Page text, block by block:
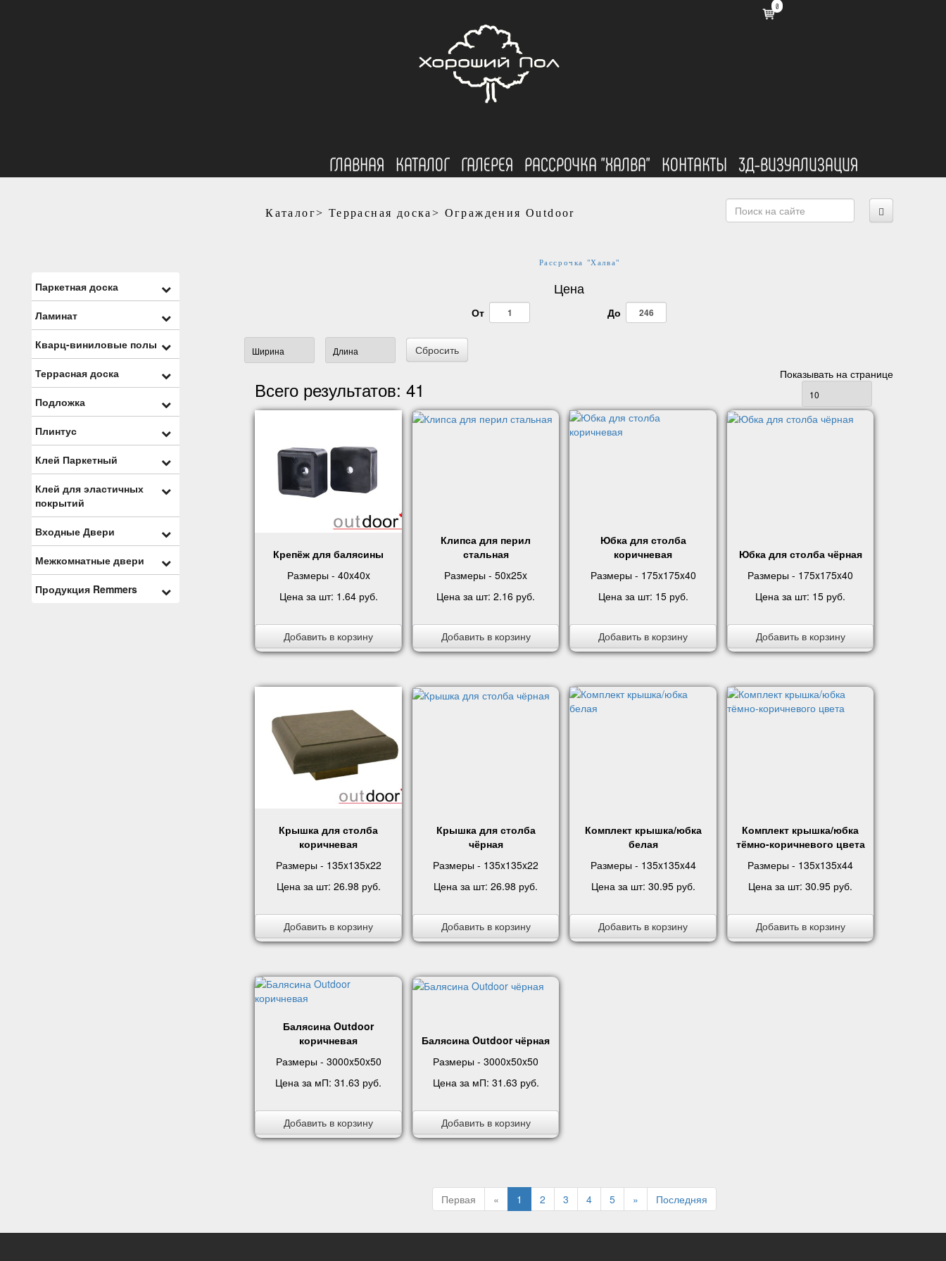
0
ГЛАВНАЯ КАТАЛОГ ГАЛЕРЕЯ РАССРОЧКА "ХАЛВА" КОНТАКТЫ 3Д-ВИЗУАЛИЗАЦИЯ
Паркетная доска
Ламинат
Кварц-виниловые полы
Террасная доска
Подложка
Плинтус
Клей Паркетный
Клей для эластичных
покрытий
Входные Двери
Межкомнатные двери
Продукция Remmers
Каталог> Террасная доска> Ограждения Outdoor
Рассрочка "Халва"
Цена
От До
Сбросить
Всего результатов:41
Показывать на странице
Крепёж для балясины
Размеры - 40x40x
Цена за шт: 1.64 руб.
Добавить в корзину
Клипса для перил
стальная
Размеры - 50x25x
Цена за шт:2.16 руб.
Добавить в корзину
Юбка для столба
коричневая
Размеры - 175x175x40
Цена за шт: 15 руб.
Добавить в корзину
Юбка для столба чёрная
Размеры - 175x175x40
Цена за шт: 15 руб.
Добавить в корзину
Крышка для столба
коричневая
Размеры - 135x135x22
Цена за шт: 26.98 руб.
Добавить в корзину
Крышка для столба
чёрная
Размеры - 135x135x22
Цена за шт:26.98 руб.
Добавить в корзину
Комплект крышка/юбка
белая
Размеры - 135x135x44
Цена за шт: 30.95 руб.
Добавить в корзину
Комплект крышка/юбка
тёмно-коричневого цвета
Размеры - 135x135x44
Цена за шт:30.95 руб.
Добавить в корзину
Балясина Outdoor
коричневая
Размеры - 3000x50x50
Цена за мП:31.63 руб.
Добавить в корзину
Балясина Outdoor чёрная
Размеры - 3000x50x50
Цена за мП: 31.63 руб.
Добавить в корзину
Первая « 1 2 3 4 5 » Последняя